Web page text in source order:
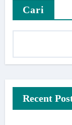
Cari
Recent